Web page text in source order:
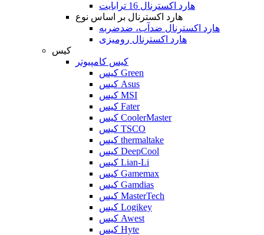
هارد اکسترنال 16 ترابایت
هارد اکسترنال بر اساس نوع
هارد اکسترنال ضدآب، ضدضربه
هارد اکسترنال رومیزی
کیس
کیس کامپیوتر
کیس Green
کیس Asus
کیس MSI
کیس Fater
کیس CoolerMaster
کیس TSCO
کیس thermaltake
کیس DeepCool
کیس Lian-Li
کیس Gamemax
کیس Gamdias
کیس MasterTech
کیس Logikey
کیس Awest
کیس Hyte